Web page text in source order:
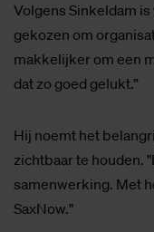
Volgens Sinkeldam
gekozen om
makkelijker om een
dat zo goed gelukt.”
Hij noemt het
zichtbaar te houden.
samenwerking. Met
SaxNow."